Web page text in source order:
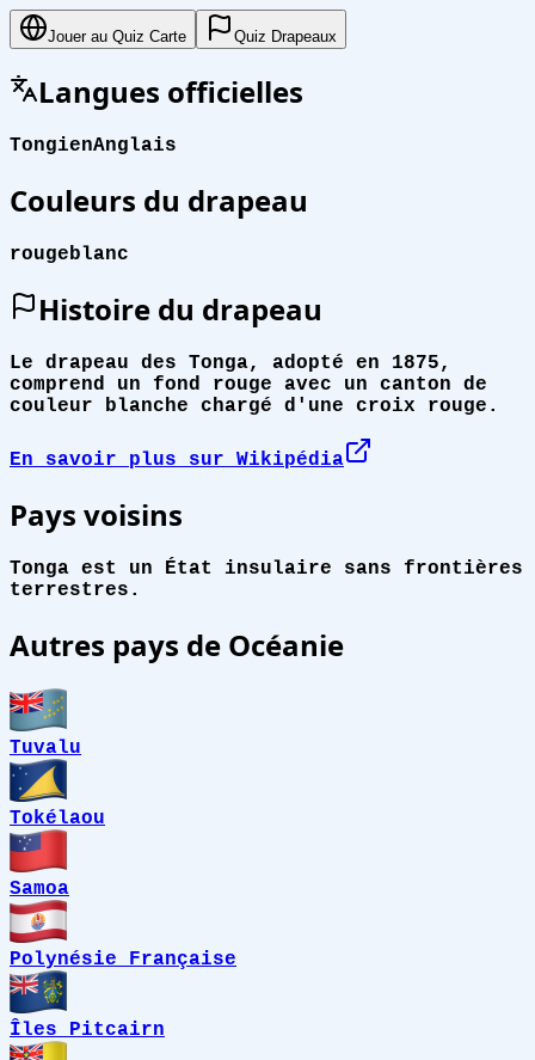
Jouer au Quiz Carte Quiz Drapeaux
Langues officielles
TongienAnglais
Couleurs du drapeau
rougeblanc
Histoire du drapeau
Le drapeau des Tonga, adopté en 1875,
comprend un fond rouge avec un canton de
couleur blanche chargé d'une croix rouge.
En savoir plus sur Wikipédia
Pays voisins
Tonga est un État insulaire sans frontières
terrestres.
Autres pays de Océanie
Tuvalu
Tokélaou
Samoa
Polynésie Française
Îles Pitcairn